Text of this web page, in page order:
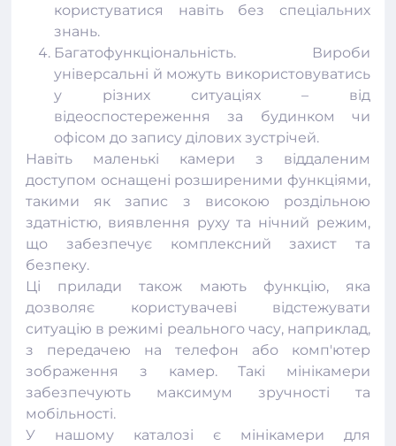
користуватися навіть без спеціальних
знань.
Багатофункціональність. Вироби
універсальні й можуть використовуватись
у різних ситуаціях – від
відеоспостереження
за будинком чи
офісом до запису ділових зустрічей.
Навіть маленькі камери з віддаленим
доступом оснащені розширеними функціями,
такими як запис з високою роздільною
здатністю, виявлення руху та нічний режим,
що забезпечує комплексний захист та
безпеку.
Ці прилади також мають функцію, яка
дозволяє користувачеві відстежувати
ситуацію в режимі реального часу, наприклад,
з передачею на телефон або комп'ютер
зображення з камер. Такі мінікамери
забезпечують максимум зручності та
мобільності.
У нашому каталозі є мінікамери для